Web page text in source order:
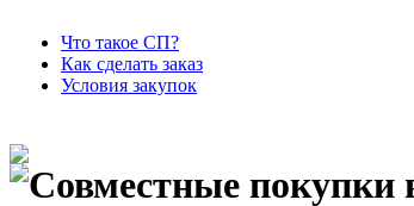
Что такое СП?
Как сделать заказ
Условия закупок